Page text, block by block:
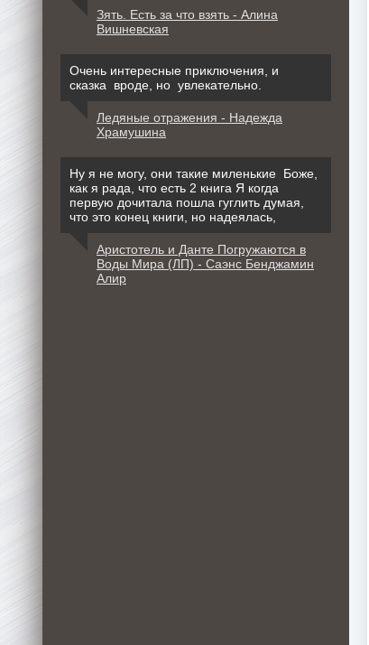
Зять. Есть за что взять - Алина
Вишневская
Очень интересные приключения, и
сказка вроде, но увлекательно.
Ледяные отражения - Надежда
Храмушина
Ну я не могу, они такие миленькие Боже,
как я рада, что есть 2 книга Я когда
первую дочитала пошла гуглить думая,
что это конец книги, но надеялась,
Аристотель и Данте Погружаются в
Воды Мира (ЛП) - Саэнс Бенджамин
Алир